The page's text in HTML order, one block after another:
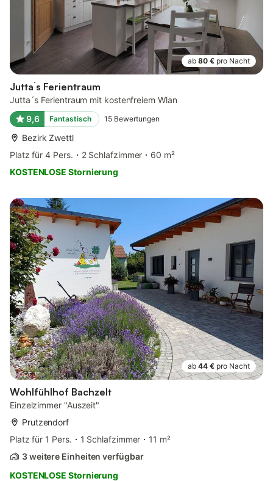
ab 80 € pro Nacht
Jutta´s Ferientraum
Jutta´s Ferientraum mit kostenfreiem Wlan
9,6
Fantastisch 15 Bewertungen
Bezirk Zwettl
Platz für 4 Pers.
2 Schlafzimmer
60 m²
KOSTENLOSE Stornierung
ab 44 € pro Nacht
Wohlfühlhof Bachzelt
Einzelzimmer "Auszeit"
Prutzendorf
Platz für 1 Pers.
1 Schlafzimmer
11 m²
3 weitere Einheiten verfügbar
KOSTENLOSE Stornierung